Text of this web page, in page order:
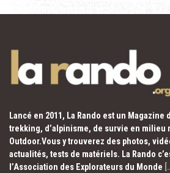
Lancé en 2011, La Rando est un Magazine
trekking, d’alpinisme, de survie en milieu
Outdoor.Vous y trouverez des photos,
actualités, tests de matériels. La Rando
l’Association des Explorateurs du Monde